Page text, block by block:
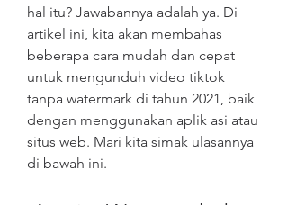
hal itu? Jawabannya adalah ya. Di
artikel ini, kita akan membahas
beberapa cara mudah dan cepat
untuk mengunduh video tiktok
tanpa watermark di tahun 2021, baik
dengan menggunakan aplik asi atau
situs web. Mari kita simak ulasannya
di bawah ini.